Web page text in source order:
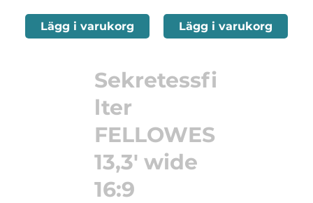
Lägg i varukorg Lägg i varukorg
Sekretessfi
lter
FELLOWES
13,3' wide
16:9